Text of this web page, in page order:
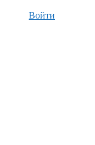
Войти